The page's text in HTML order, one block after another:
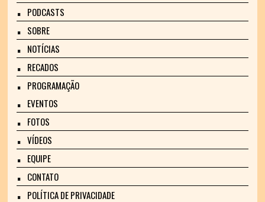
PODCASTS
SOBRE
NOTÍCIAS
RECADOS
PROGRAMAÇÃO
EVENTOS
FOTOS
VÍDEOS
EQUIPE
CONTATO
POLÍTICA DE PRIVACIDADE